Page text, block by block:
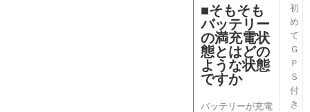
■そもそも
バッテリー
の満充電状
態とはどの
ような状態
ですか
バッテリーが充電
初
め
て
Ｇ
Ｐ
Ｓ
付
き